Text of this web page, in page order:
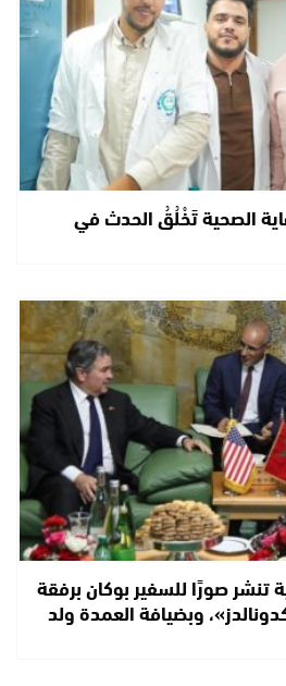
الصحية تَخْلُقُ الحدث في
تنشر صورًا للسفير بوكان برفقة
وبضيافة العمدة ولد